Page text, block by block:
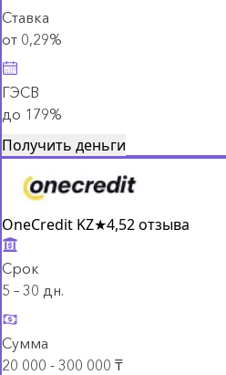
Ставка
от 0,29%
ГЭСВ
до 179%
Получить деньги
OneCredit KZ★4,52 отзыва
Срок
5 – 30 дн.
Сумма
20 000 - 300 000 ₸